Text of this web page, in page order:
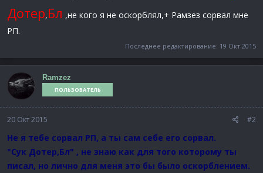
Дотер,Бл ,не кого я не оскорблял,+ Рамзез сорвал мне
РП.
Последнее редактирование: 19 Окт 2015
Ramzez
ПОЛЬЗОВАТЕЛЬ
20 Окт 2015 #2
Не я тебе сорвал РП, а ты сам себе его сорвал.
"Сук Дотер,Бл" , не знаю как для того которому ты
писал, но лично для меня это бы было оскорблением.